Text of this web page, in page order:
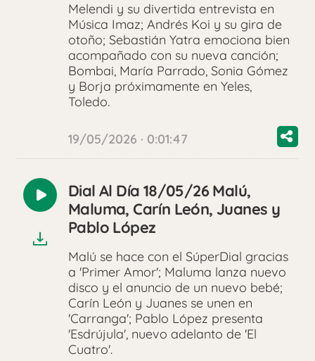
Melendi y su divertida entrevista en
Música Imaz; Andrés Koi y su gira de
otoño; Sebastián Yatra emociona bien
acompañado con su nueva canción;
Bombai, María Parrado, Sonia Gómez
y Borja próximamente en Yeles,
Toledo.
19/05/2026 · 0:01:47
Reproducir
audio
Dial Al Día 18/05/26 Malú,
Maluma, Carín León, Juanes y
Pablo López
Malú se hace con el SúperDial gracias
a 'Primer Amor'; Maluma lanza nuevo
disco y el anuncio de un nuevo bebé;
Carín León y Juanes se unen en
'Carranga'; Pablo López presenta
'Esdrújula', nuevo adelanto de 'El
Cuatro'.